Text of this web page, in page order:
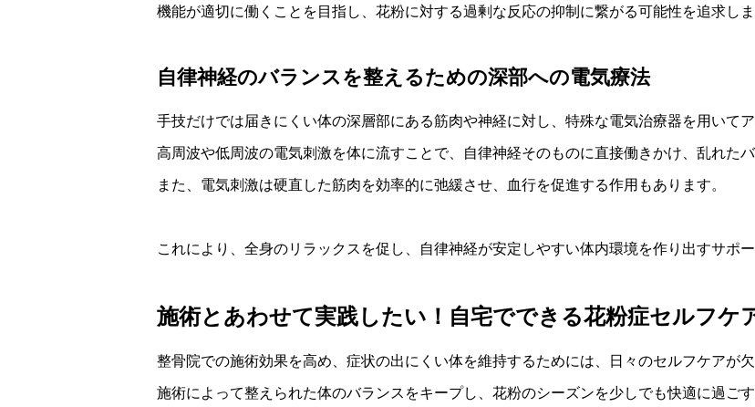
機能が適切に働くことを目指し、花粉に対する過剰な反応の抑制に繋がる可能性を追求しま
自律神経のバランスを整えるための深部への電気療法
手技だけでは届きにくい体の深層部にある筋肉や神経に対し、特殊な電気治療器を用いて
高周波や低周波の電気刺激を体に流すことで、自律神経そのものに直接働きかけ、乱れた
また、電気刺激は硬直した筋肉を効率的に弛緩させ、血行を促進する作用もあります。
これにより、全身のリラックスを促し、自律神経が安定しやすい体内環境を作り出すサポー
施術とあわせて実践したい！自宅でできる花粉症セルフケ
整骨院での施術効果を高め、症状の出にくい体を維持するためには、日々のセルフケアが欠
施術によって整えられた体のバランスをキープし、花粉のシーズンを少しでも快適に過ご